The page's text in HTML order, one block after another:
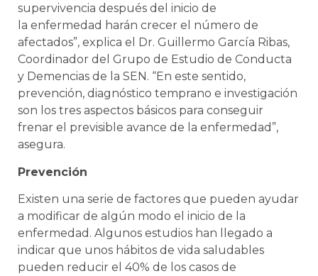
supervivencia después del inicio de
la enfermedad harán crecer el número de
afectados”, explica el Dr. Guillermo García Ribas,
Coordinador del Grupo de Estudio de Conducta
y Demencias de la SEN. “En este sentido,
prevención, diagnóstico temprano e investigación
son los tres aspectos básicos para conseguir
frenar el previsible avance de la enfermedad”,
asegura.
Prevención
Existen una serie de factores que pueden ayudar
a modificar de algún modo el inicio de la
enfermedad. Algunos estudios han llegado a
indicar que unos hábitos de vida saludables
pueden reducir el 40% de los casos de